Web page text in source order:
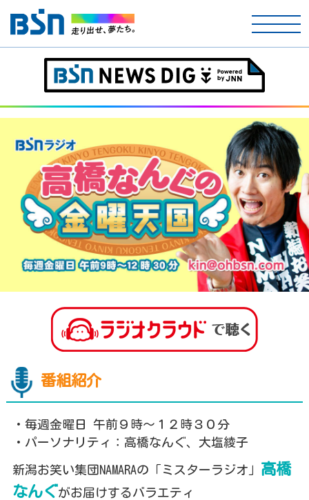
ホーム
テレビ
ラジオ
アナウンサー
イベント
ニュース
天気
プレゼント
コンテンツ・アプリ
キッズ
Well-being 防災・減災
ショッピング
会社概要・ビジョン
お問い合わせ
番組紹介
・毎週金曜日 午前９時～１２時３０分
・パーソナリティ：高橋なんぐ、大塩綾子
新潟お笑い集団NAMARAの「ミスターラジオ」 高橋
なんぐがお届けするバラエティ